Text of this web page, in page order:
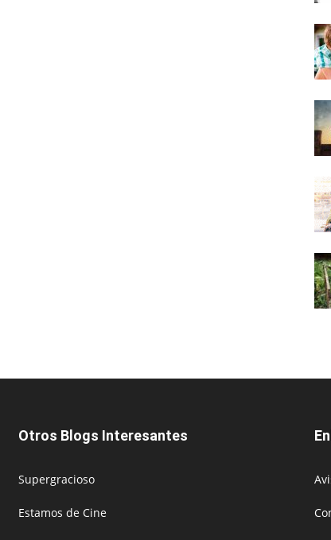
Otros Blogs Interesantes
Supergracioso
Estamos de Cine